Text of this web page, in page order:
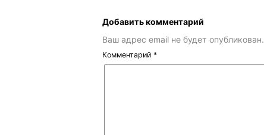
Добавить комментарий
Ваш адрес email не будет опубликован.
Комментарий *